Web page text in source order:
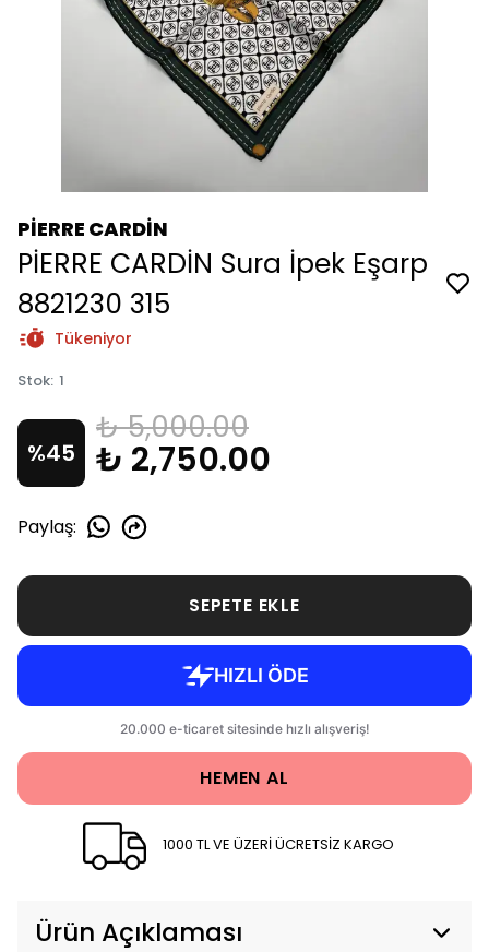
PİERRE CARDİN
PİERRE CARDİN Sura İpek Eşarp
8821230 315
Tükeniyor
Stok: 1
%45
₺ 5,000.00
₺ 2,750.00
Paylaş:
SEPETE EKLE
HEMEN AL
1000 TL VE ÜZERİ ÜCRETSİZ KARGO
Ürün Açıklaması